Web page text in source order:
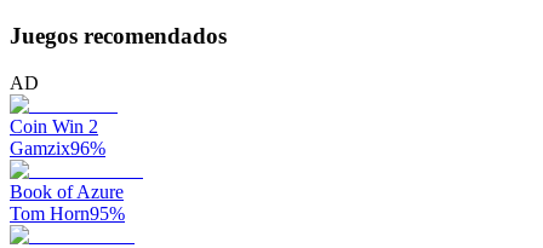
Juegos recomendados
AD
Coin Win 2
Gamzix96%
Book of Azure
Tom Horn95%